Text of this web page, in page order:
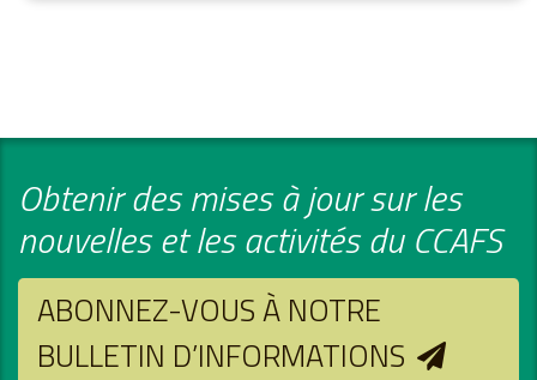
Obtenir des mises à jour sur les
nouvelles et les activités du CCAFS
ABONNEZ-VOUS À NOTRE
BULLETIN D’INFORMATIONS